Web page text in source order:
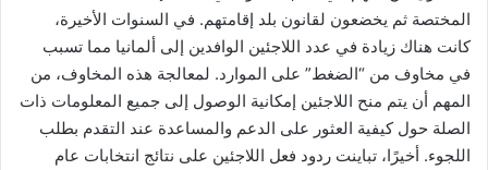
المختصة ثم يخضعون لقانون بلد إقامتهم. في السنوات الأخيرة،
كانت هناك زيادة في عدد اللاجئين الوافدين إلى ألمانيا مما تسبب
في مخاوف من “الضغط” على الموارد. لمعالجة هذه المخاوف، من
المهم أن يتم منح اللاجئين إمكانية الوصول إلى جميع المعلومات ذات
الصلة حول كيفية العثور على الدعم والمساعدة عند التقدم بطلب
اللجوء. أخيرًا، تباينت ردود فعل اللاجئين على نتائج انتخابات عام